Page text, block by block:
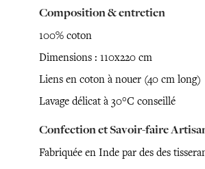
Composition & entretien
100% coton
Dimensions : 110x220 cm
Liens en coton à nouer (40 cm long)
Lavage délicat à 30°C conseillé
Confection et Savoir-faire
Fabriquée en Inde par des des